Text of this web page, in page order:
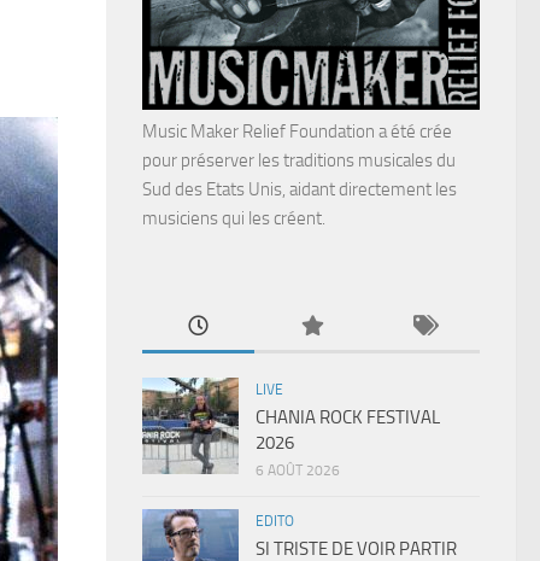
Music Maker Relief Foundation a été crée
pour préserver les traditions musicales du
Sud des Etats Unis, aidant directement les
musiciens qui les créent.
LIVE
CHANIA ROCK FESTIVAL
2026
6 AOÛT 2026
EDITO
SI TRISTE DE VOIR PARTIR